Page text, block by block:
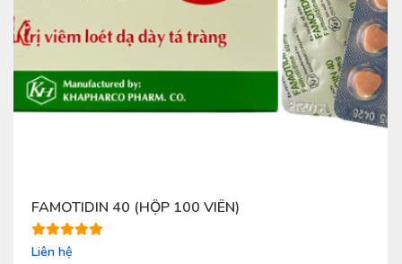
FAMOTIDIN 40 (HỘP 100 VIÊN)
Liên hệ